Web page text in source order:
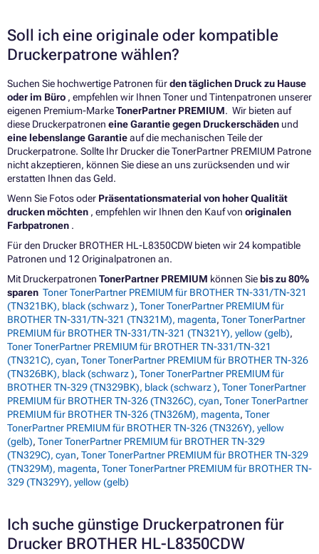
Soll ich eine originale oder kompatible
Druckerpatrone wählen?
Suchen Sie hochwertige Patronen fürden täglichen Druck zu Hause
oder im Büro , empfehlen wir Ihnen Toner und Tintenpatronen unserer
eigenen Premium-MarkeTonerPartner PREMIUM. Wir bieten auf
diese Druckerpatronen eine Garantie gegen Druckerschäden und
eine lebenslange Garantieauf die mechanischen Teile der
Druckerpatrone. Sollte Ihr Drucker die TonerPartner PREMIUM Patrone
nicht akzeptieren, können Sie diese an uns zurücksenden und wir
erstatten Ihnen das Geld.
Wenn Sie Fotos oder Präsentationsmaterial von hoher Qualität
drucken möchten , empfehlen wir Ihnen den Kauf von originalen
Farbpatronen .
Für den Drucker BROTHER HL-L8350CDW bieten wir 24 kompatible
Patronen und 12 Originalpatronen an.
Mit Druckerpatronen TonerPartner PREMIUM können Sie bis zu 80%
sparen Toner TonerPartner PREMIUM für BROTHER TN-331/TN-321
(TN321BK), black (schwarz ), Toner TonerPartner PREMIUM für
BROTHER TN-331/TN-321 (TN321M), magenta, Toner TonerPartner
PREMIUM für BROTHER TN-331/TN-321 (TN321Y), yellow (gelb),
Toner TonerPartner PREMIUM für BROTHER TN-331/TN-321
(TN321C), cyan, Toner TonerPartner PREMIUM für BROTHER TN-326
(TN326BK), black (schwarz ), Toner TonerPartner PREMIUM für
BROTHER TN-329 (TN329BK), black (schwarz ), Toner TonerPartner
PREMIUM für BROTHER TN-326 (TN326C), cyan, Toner TonerPartner
PREMIUM für BROTHER TN-326 (TN326M), magenta, Toner
TonerPartner PREMIUM für BROTHER TN-326 (TN326Y), yellow
(gelb), Toner TonerPartner PREMIUM für BROTHER TN-329
(TN329C), cyan, Toner TonerPartner PREMIUM für BROTHER TN-329
(TN329M), magenta, Toner TonerPartner PREMIUM für BROTHER TN-
329 (TN329Y), yellow (gelb)
Ich suche günstige Druckerpatronen für
Drucker BROTHER HL-L8350CDW